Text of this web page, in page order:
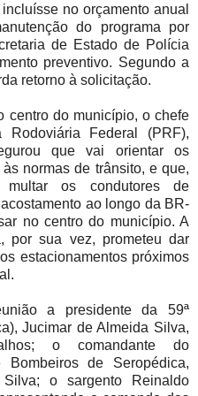
no orçamento anual
do programa por
de Estado de Polícia
preventivo. Segundo a
retorno à solicitação.
centro do município, o chefe
Federal (PRF),
que vai orientar os
normas de trânsito, e que,
multar os condutores de
ao longo da BR-
no centro do município. A
por sua vez, prometeu dar
estacionamentos próximos
a presidente da 59ª
Jucimar de Almeida Silva,
o comandante do
de Seropédica,
o sargento Reinaldo